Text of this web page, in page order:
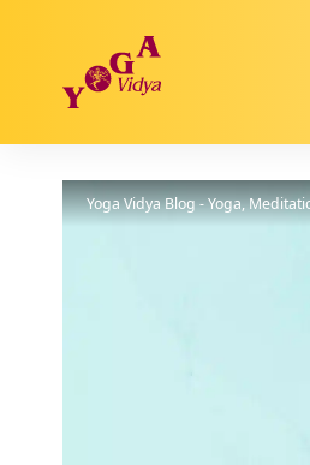
Yoga Vidya Blog - Yoga,